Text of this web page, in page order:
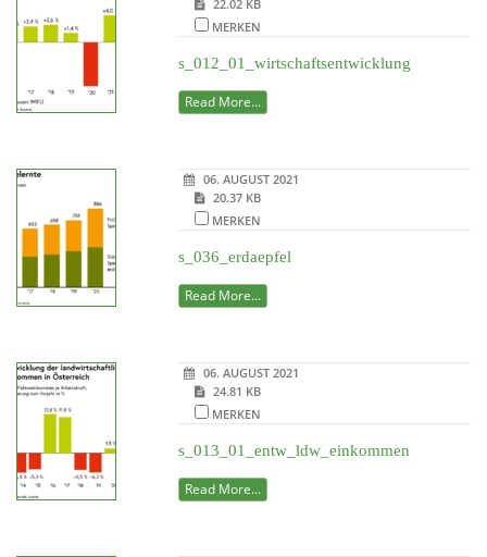
22.02 KB
MERKEN
s_012_01_wirtschaftsentwicklung
Read More...
06. AUGUST 2021
20.37 KB
MERKEN
s_036_erdaepfel
Read More...
06. AUGUST 2021
24.81 KB
MERKEN
s_013_01_entw_ldw_einkommen
Read More...